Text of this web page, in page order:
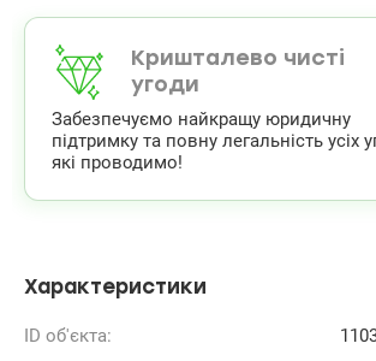
власна котельня. Поруч метро
«Променада», Сільпо, Novus, Sport Life,
парк Котляревського. Тихий зелений
центром Києва.
Ціна 120000у.о 0509051192 Альона
valion.ua/1103308
Кришталево чисті
угоди
Забезпечуємо найкращу юридичну
підтримку та повну легальність усіх
які проводимо!
Характеристики
ID об'єкта: